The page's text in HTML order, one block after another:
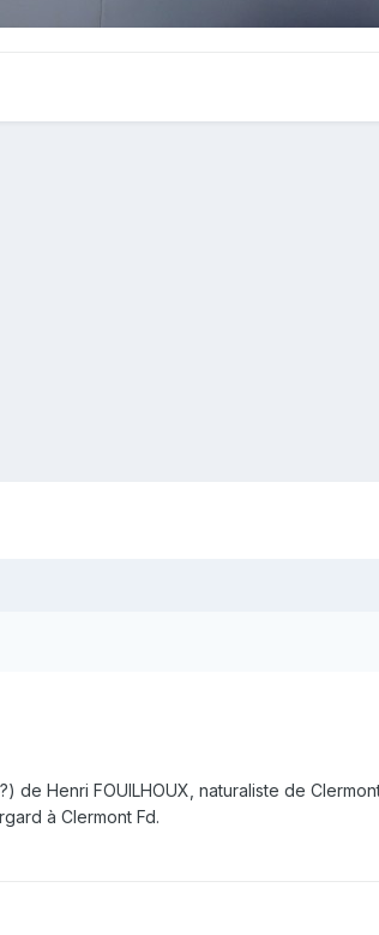
de Henri FOUILHOUX, naturaliste de
à Clermont Fd.